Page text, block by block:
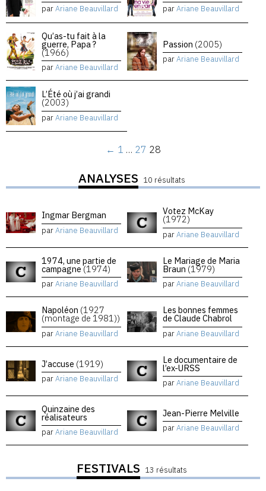
parAriane Beauvillard parAriane Beauvillard
Qu’as-tu fait à la
guerre, Papa ?
(1966)
parAriane Beauvillard
Passion (2005)
parAriane Beauvillard
L’Été où j’ai grandi
(2003)
parAriane Beauvillard
← 1 … 27 28
ANALYSES 10 résultats
Ingmar Bergman
parAriane Beauvillard
Votez McKay
(1972)
parAriane Beauvillard
1974, une partie de
campagne(1974)
parAriane Beauvillard
Le Mariage de Maria
Braun (1979)
parAriane Beauvillard
Napoléon (1927
(montage de 1981))
parAriane Beauvillard
Les bonnes femmes
de Claude Chabrol
parAriane Beauvillard
J’accuse (1919)
parAriane Beauvillard
Le documentaire de
l’ex-URSS
parAriane Beauvillard
Quinzaine des
réalisateurs
parAriane Beauvillard
Jean-Pierre Melville
parAriane Beauvillard
FESTIVALS 13 résultats